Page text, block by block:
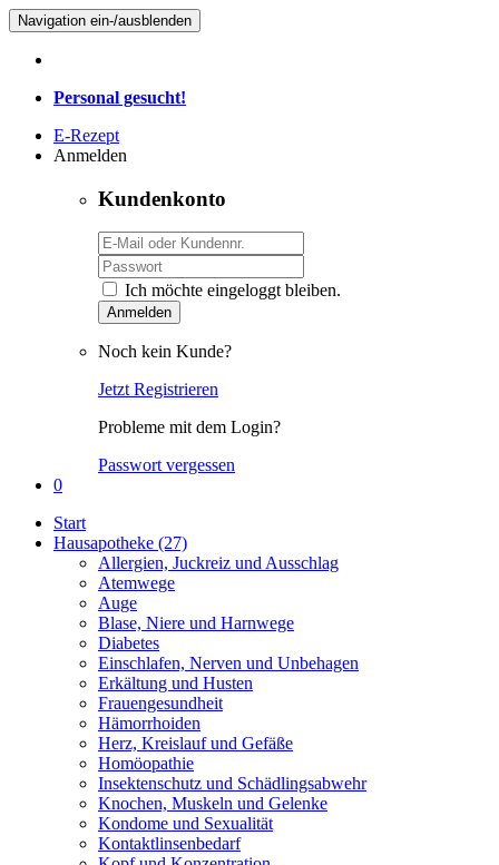
Navigation ein-/ausblenden
Personal gesucht!
E-Rezept
Anmelden
Kundenkonto
Ich möchte eingeloggt bleiben.
Anmelden
Noch kein Kunde?
Jetzt Registrieren
Probleme mit dem Login?
Passwort vergessen
0
Start
Hausapotheke (27)
Allergien, Juckreiz und Ausschlag
Atemwege
Auge
Blase, Niere und Harnwege
Diabetes
Einschlafen, Nerven und Unbehagen
Erkältung und Husten
Frauengesundheit
Hämorrhoiden
Herz, Kreislauf und Gefäße
Homöopathie
Insektenschutz und Schädlingsabwehr
Knochen, Muskeln und Gelenke
Kondome und Sexualität
Kontaktlinsenbedarf